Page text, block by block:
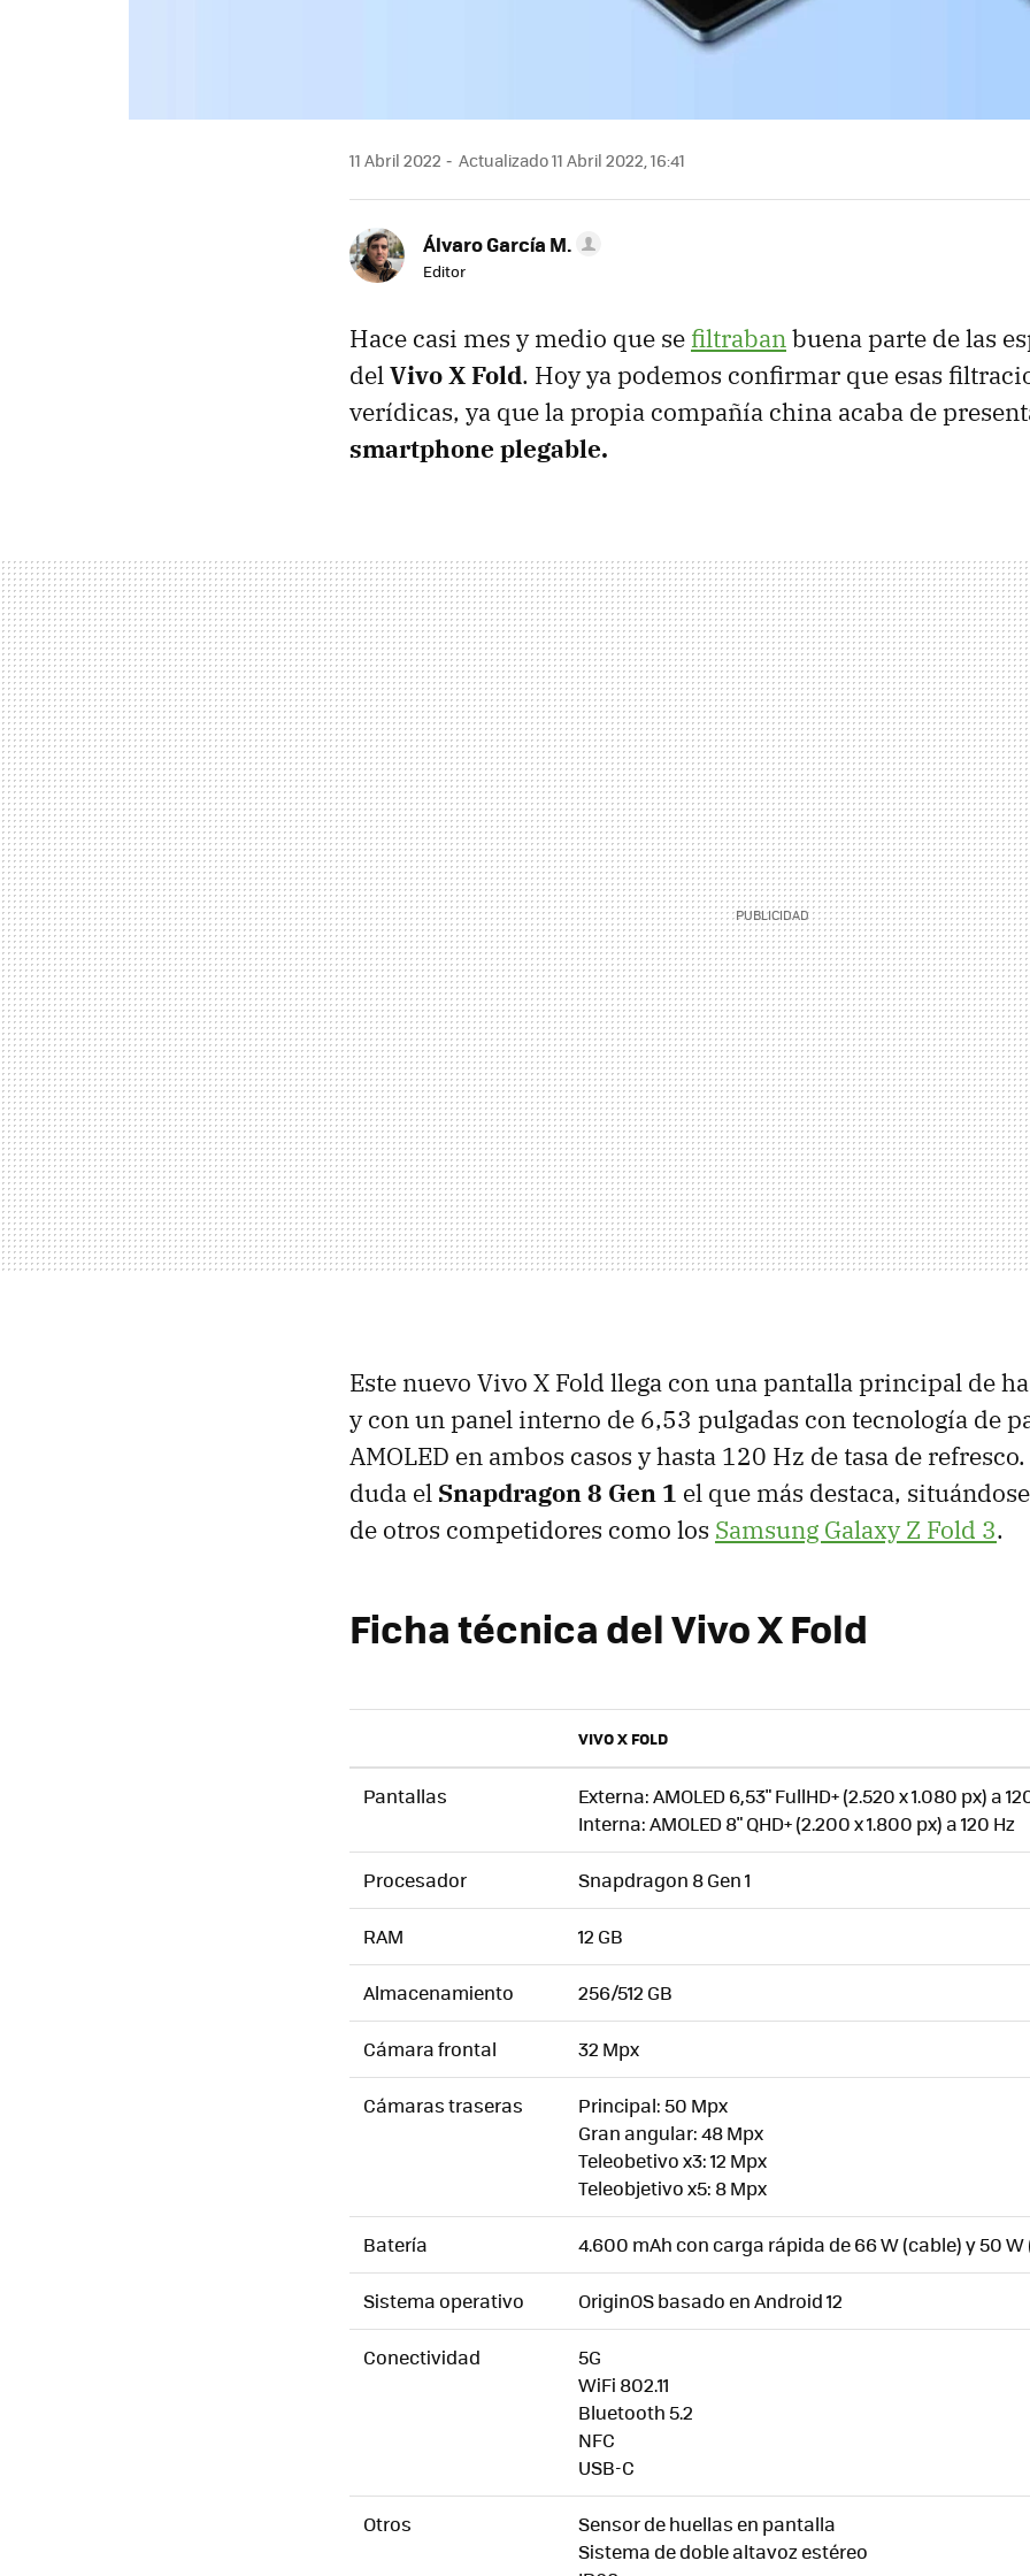
11 Abril 2022 Actualizado 11 Abril 2022, 16:41
Álvaro García M.
Editor
Hace casi mes y medio que se filtrabanbuena parte de las
delVivo X Fold. Hoy ya podemos confirmar que esas
verídicas, ya que la propia compañía china acaba de
smartphone plegable.
Este nuevo Vivo X Fold llega con una pantalla principal de
y con un panel interno de 6,53 pulgadas con tecnología de
AMOLED en ambos casos y hasta 120 Hz de tasa de
duda el Snapdragon 8 Gen 1 el que más destaca,
de otros competidores como los Samsung Galaxy Z Fold 3.
Ficha técnica del Vivo X Fold
VIVO X FOLD
Pantallas
Externa: AMOLED 6,53" FullHD+ (2.520 x 1.080 px) a
Interna: AMOLED 8" QHD+ (2.200 x 1.800 px) a 120 Hz
Procesador Snapdragon 8 Gen 1
RAM 12 GB
Almacenamiento 256/512 GB
Cámara frontal 32 Mpx
Cámaras traseras
Principal: 50 Mpx
Gran angular: 48 Mpx
Teleobetivo x3: 12 Mpx
Teleobjetivo x5: 8 Mpx
Batería 4.600 mAh con carga rápida de 66 W (cable) y 50
Sistema operativo OriginOS basado en Android 12
Conectividad
5G
WiFi 802.11
Bluetooth 5.2
NFC
USB-C
Otros
Sensor de huellas en pantalla
Sistema de doble altavoz estéreo